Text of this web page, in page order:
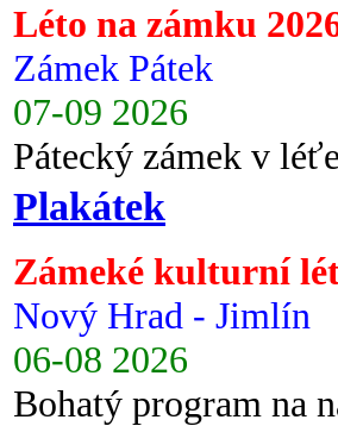
Léto na zámku
Zámek Pátek
07-09 2026
Pátecký zámek v
Plakátek
Zámeké kulturní
Nový Hrad - Jimlín
06-08 2026
Bohatý program na